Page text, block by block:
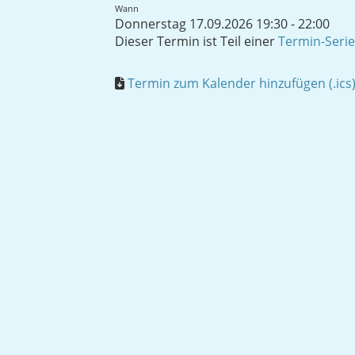
Wann
Donnerstag 17.09.2026 19:30 - 22:00
Dieser Termin ist Teil einerTermin-Serie
Termin zum Kalender hinzufügen (.ics)